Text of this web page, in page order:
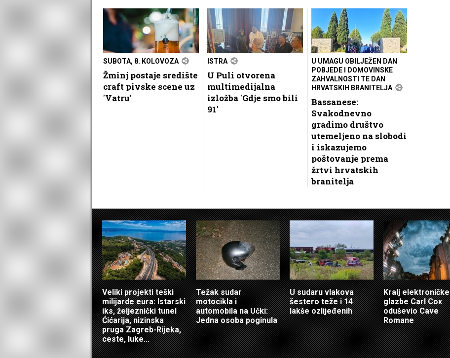
SUBOTA, 8. KOLOVOZA
Žminj postaje središte
craft pivske scene uz
'Vatru'
ISTRA
U Puli otvorena
multimedijalna
izložba 'Gdje smo bili
91'
U UMAGU OBILJEŽEN DAN
POBJEDE I DOMOVINSKE
ZAHVALNOSTI TE DAN
HRVATSKIH BRANITELJA
Bassanese:
Svakodnevno
gradimo društvo
utemeljeno na slobodi
i iskazujemo
poštovanje prema
žrtvi hrvatskih
branitelja
Veliki projekti teški
milijarde eura: Istarski
iks, željeznički tunel
Ćićarija, nizinska
pruga Zagreb-Rijeka,
ceste, luke...
Težak sudar
motocikla i
automobila na Učki:
Jedna osoba poginula
U sudaru vlakova
šestero teže i 14
lakše ozlijeđenih
Kralj elektroničke
glazbe Carl Cox
oduševio Cave
Romane